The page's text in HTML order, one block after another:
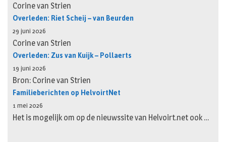
Corine van Strien
Overleden: Riet Scheij – van Beurden
29 juni 2026
Corine van Strien
Overleden: Zus van Kuijk – Pollaerts
19 juni 2026
Bron: Corine van Strien
Familieberichten op HelvoirtNet
1 mei 2026
Het is mogelijk om op de nieuwssite van Helvoirt.net ook …